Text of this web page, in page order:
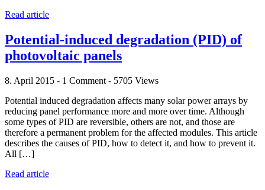
Read article
Potential-induced degradation (PID) of
photovoltaic panels
8. April 2015 - 1 Comment - 5705 Views
Potential induced degradation affects many solar power arrays by
reducing panel performance more and more over time. Although
some types of PID are reversible, others are not, and those are
therefore a permanent problem for the affected modules. This article
describes the causes of PID, how to detect it, and how to prevent it.
All […]
Read article